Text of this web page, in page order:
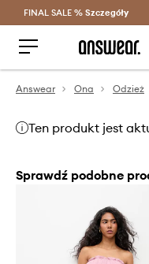
FINAL SALE % Szczegóły
Answear Ona Odzież
Ten produkt jest
Sprawdź podobne